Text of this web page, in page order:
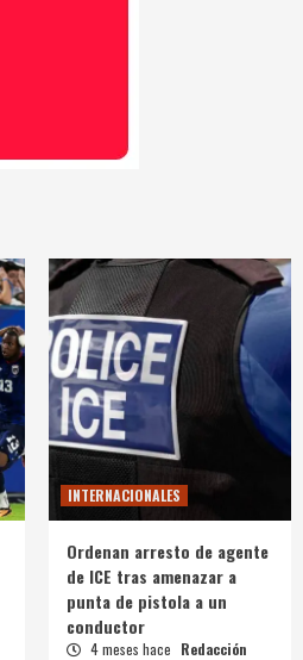
INTERNACIONALES
Ordenan arresto de agente
de ICE tras amenazar a
punta de pistola a un
conductor
4 meses hace Redacción